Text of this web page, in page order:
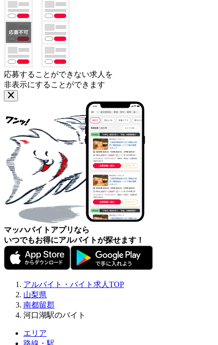
応募することができない求人を
非表示にすることができます
マッハバイトアプリなら
いつでもお得にアルバイトが探せます！
アルバイト・バイト求人TOP
山梨県
南都留郡
河口湖駅のバイト
エリア
路線・駅